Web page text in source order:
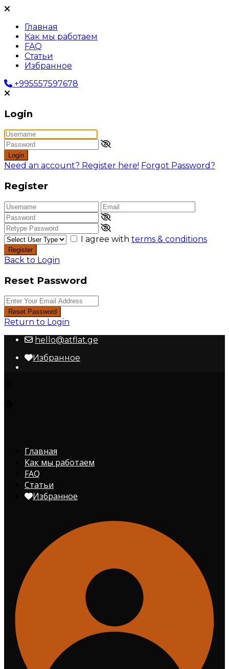
Главная
Как мы работаем
FAQ
Статьи
Избранное
+995557597678
Login
Login
Need an account? Register here! Forgot Password?
Register
I agree with terms & conditions
Register
Back to Login
Reset Password
Reset Password
Return to Login
hello@atflat.ge
Избранное
Главная
Как мы работаем
FAQ
Статьи
Избранное